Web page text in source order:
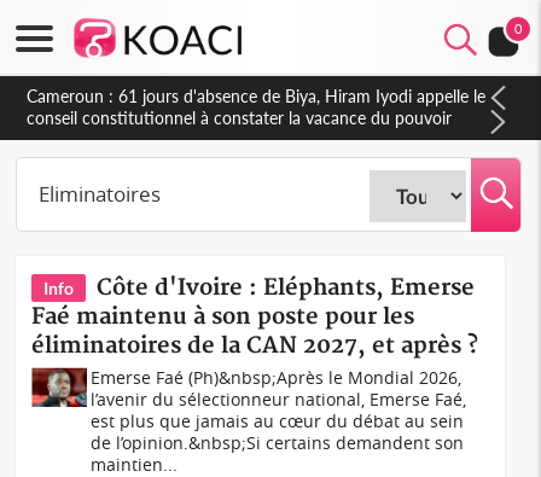
0
Côte d'Ivoire : Fin de la pagaille au PDCI-RDA, Lessiehi bannit
les mouvements sauvages
Info
Côte d'Ivoire : Eléphants, Emerse
Faé maintenu à son poste pour les
éliminatoires de la CAN 2027, et après ?
Emerse Faé (Ph)&nbsp;Après le Mondial 2026,
l’avenir du sélectionneur national, Emerse Faé,
est plus que jamais au cœur du débat au sein
de l’opinion.&nbsp;Si certains demandent son
maintien...